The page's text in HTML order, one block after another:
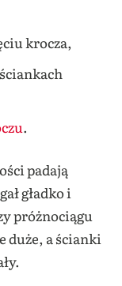
krocza,
.
padają
gładko i
próżnociągu
duże, a ścianki